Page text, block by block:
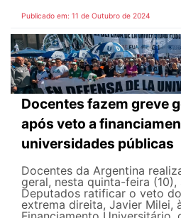
Publicado em: 11 de Outubro de 2024
Docentes fazem greve
após veto a
universidades públicas
Docentes da Argentina
geral, nesta quinta-feira (10),
Deputados ratificar o veto
extrema direita, Javier Milei,